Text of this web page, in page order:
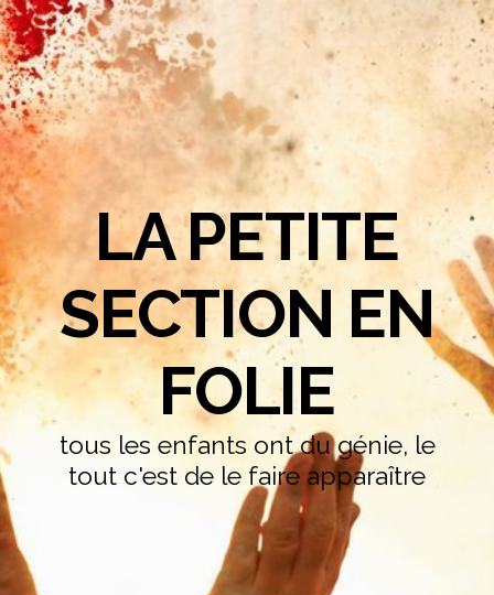
LA PETITE
SECTION EN
FOLIE
tous les enfants ont du génie, le
tout c'est de le faire apparaître